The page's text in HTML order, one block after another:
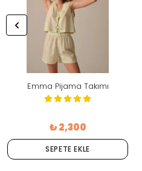
Emma Pijama Takımı
₺ 2,300
SEPETE EKLE